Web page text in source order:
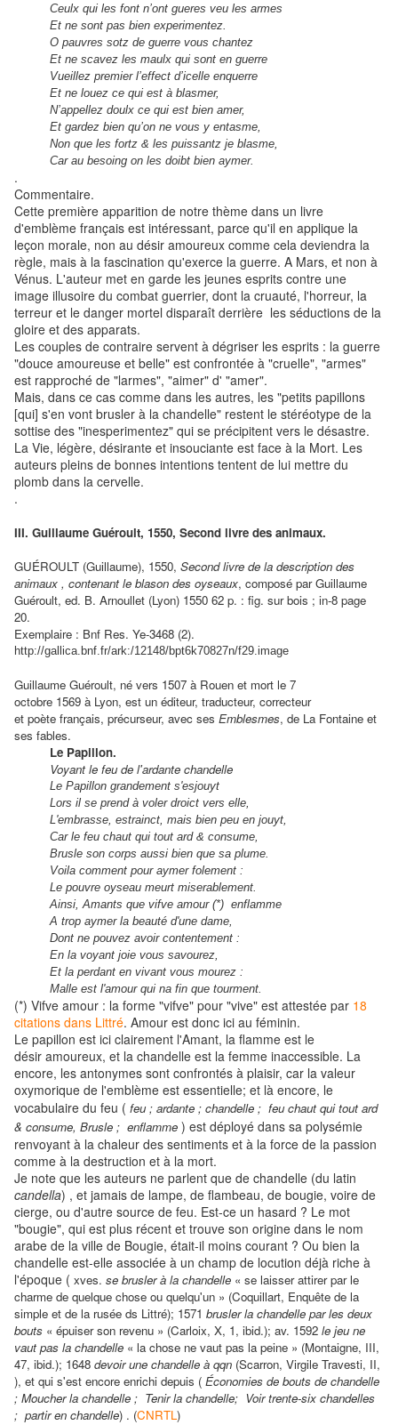
Ceulx qui les font n’ont gueres veu les armes
Et ne sont pas bien experimentez.
O pauvres sotz de guerre vous chantez
Et ne scavez les maulx qui sont en guerre
Vueillez premier l’effect d’icelle enquerre
Et ne louez ce qui est à blasmer,
N’appellez doulx ce qui est bien amer,
Et gardez bien qu’on ne vous y entasme,
Non que les fortz & les puissantz je blasme,
Car au besoing on les doibt bien aymer.
.
Commentaire.
Cette première apparition de notre thème dans un livre
d'emblème français est intéressant, parce qu'il en applique la
leçon morale, non au désir amoureux comme cela deviendra la
règle, mais à la fascination qu'exerce la guerre. A Mars, et non à
Vénus. L'auteur met en garde les jeunes esprits contre une
image illusoire du combat guerrier, dont la cruauté, l'horreur, la
terreur et le danger mortel disparaît derrière les séductions de la
gloire et des apparats.
Les couples de contraire servent à dégriser les esprits : la guerre
"douce amoureuse et belle" est confrontée à "cruelle", "armes"
est rapproché de "larmes", "aimer" d' "amer".
Mais, dans ce cas comme dans les autres, les "petits papillons
[qui] s'en vont brusler à la chandelle" restent le stéréotype de la
sottise des "inesperimentez" qui se précipitent vers le désastre.
La Vie, légère, désirante et insouciante est face à la Mort. Les
auteurs pleins de bonnes intentions tentent de lui mettre du
plomb dans la cervelle.
.
III. Guillaume Guéroult, 1550, Second livre des animaux.
GUÉROULT (Guillaume), 1550, Second livre de la description des
animaux , contenant le blason des oyseaux, composé par Guillaume
Guéroult, ed. B. Arnoullet (Lyon) 1550 62 p. : fig. sur bois ; in-8 page
20.
Exemplaire : Bnf Res. Ye-3468 (2).
http://gallica.bnf.fr/ark:/12148/bpt6k70827n/f29.image
Guillaume Guéroult, né vers 1507 à Rouen et mort le 7
octobre 1569 à Lyon, est un éditeur, traducteur, correcteur
et poète français, précurseur, avec ses Emblesmes, de La Fontaine et
ses fables.
Le Papillon.
Voyant le feu de l'ardante chandelle
Le Papillon grandement s'esjouyt
Lors il se prend à voler droict vers elle,
L'embrasse, estrainct, mais bien peu en jouyt,
Car le feu chaut qui tout ard & consume,
Brusle son corps aussi bien que sa plume.
Voila comment pour aymer folement :
Le pouvre oyseau meurt miserablement.
Ainsi, Amants que vifve amour (*) enflamme
A trop aymer la beauté d'une dame,
Dont ne pouvez avoir contentement :
En la voyant joie vous savourez,
Et la perdant en vivant vous mourez :
Malle est l'amour qui na fin que tourment.
(*) Vifve amour : la forme "vifve" pour "vive" est attestée par 18
citations dans Littré. Amour est donc ici au féminin.
Le papillon est ici clairement l'Amant, la flamme est le
désir amoureux, et la chandelle est la femme inaccessible. La
encore, les antonymes sont confrontés à plaisir, car la valeur
oxymorique de l'emblème est essentielle; et là encore, le
vocabulaire du feu ( feu ; ardante ; chandelle ; feu chaut qui tout ard
& consume, Brusle ; enflamme ) est déployé dans sa polysémie
renvoyant à la chaleur des sentiments et à la force de la passion
comme à la destruction et à la mort.
Je note que les auteurs ne parlent que de chandelle (du latin
candella) , et jamais de lampe, de flambeau, de bougie, voire de
cierge, ou d'autre source de feu. Est-ce un hasard ? Le mot
"bougie", qui est plus récent et trouve son origine dans le nom
arabe de la ville de Bougie, était-il moins courant ? Ou bien la
chandelle est-elle associée à un champ de locution déjà riche à
l'époque ( xves. se brusler à la chandelle « se laisser attirer par le
charme de quelque chose ou quelqu'un » (Coquillart, Enquête de la
simple et de la rusée ds Littré); 1571 brusler la chandelle par les deux
bouts « épuiser son revenu » (Carloix, X, 1, ibid.); av. 1592 le jeu ne
vaut pas la chandelle « la chose ne vaut pas la peine » (Montaigne, III,
47, ibid.); 1648 devoir une chandelle à qqn (Scarron, Virgile Travesti, II,
), et qui s'est encore enrichi depuis ( Économies de bouts de chandelle
; Moucher la chandelle ; Tenir la chandelle; Voir trente-six chandelles
; partir en chandelle) . (CNRTL)